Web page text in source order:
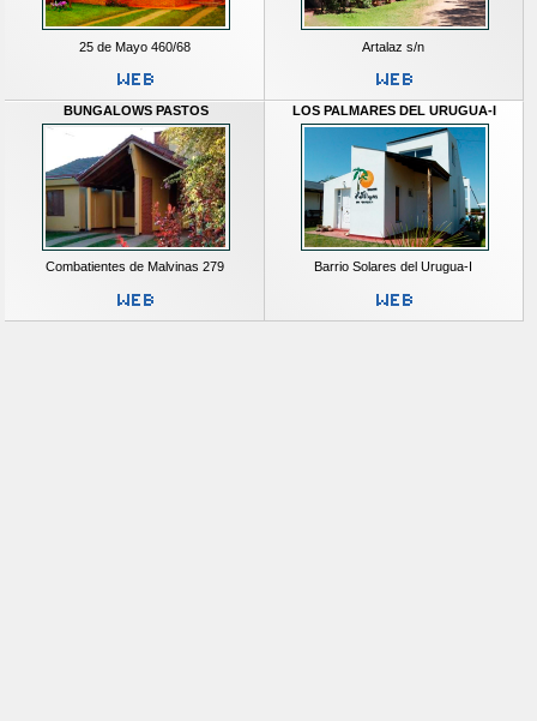
25 de Mayo 460/68 Artalaz s/n
BUNGALOWS PASTOS
Combatientes de Malvinas 279
LOS PALMARES DEL URUGUA-I
Barrio Solares del Urugua-I